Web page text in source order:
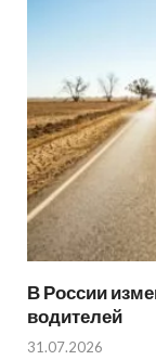
В России
водителей
31.07.2026